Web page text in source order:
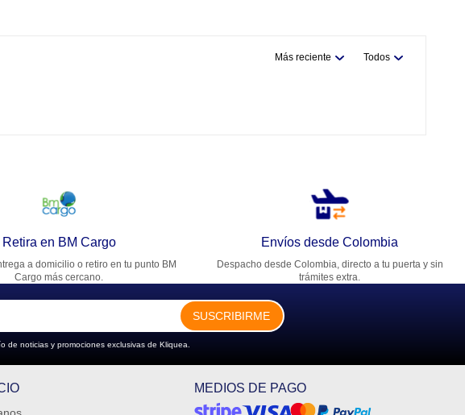
COMENTARIO
Más reciente Todos
Retira en BM Cargo
a domicilio o retiro en tu punto BM
Cargo más cercano.
Envíos desde Colombia
Despacho desde Colombia, directo a tu puerta y sin
trámites extra.
SUSCRIBIRME
de noticias y promociones exclusivas de Kliquea.
MEDIOS DE PAGO